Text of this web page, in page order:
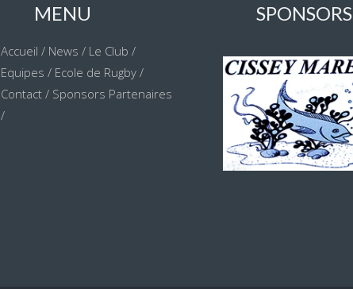
MENU
Accueil / News / Le Club /
Equipes / Ecole de Rugby /
Contact / Sponsors Partenaires
/
SPONSORS